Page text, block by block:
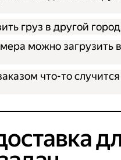
груз в другой
можно загрузить в
что-то